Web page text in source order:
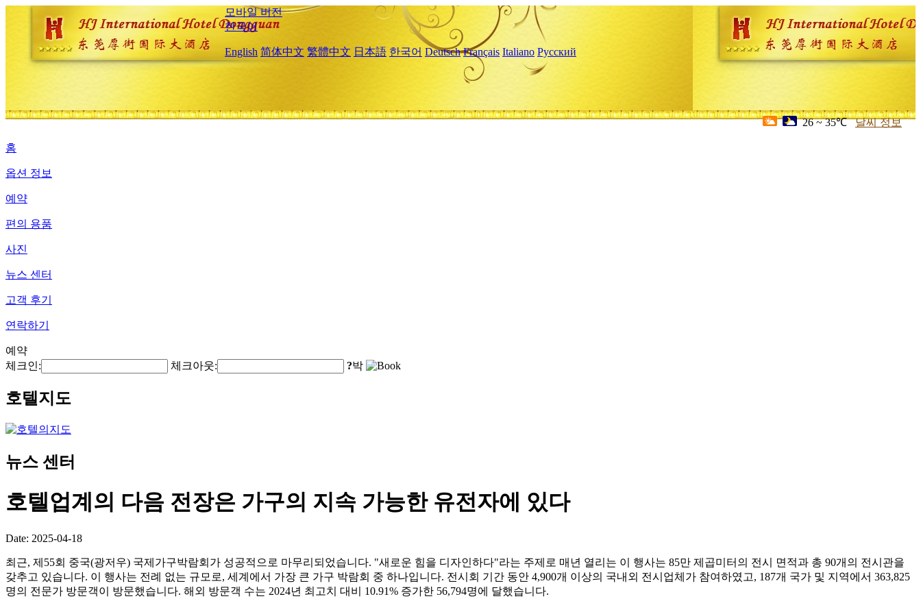
모바일 버전
한국어
English 简体中文 繁體中文 日本語 한국어 Deutsch Français Italiano Русский
26 ~ 35℃ 날씨 정보
홈
옵션 정보
예약
편의 용품
사진
뉴스 센터
고객 후기
연락하기
예약
체크인:
체크아웃: ?박
호텔지도
뉴스 센터
호텔업계의 다음 전장은 가구의 지속 가능한 유전자에 있다
Date: 2025-04-18
최근, 제55회 중국(광저우) 국제가구박람회가 성공적으로 마무리되었습니다. "새로운 힘을 디자인하다"라는 주제로 매년 열리는 이 행사는 85만 제곱미터의 전시 면적과 총 90개의 전시관을
갖추고 있습니다. 이 행사는 전례 없는 규모로, 세계에서 가장 큰 가구 박람회 중 하나입니다. 전시회 기간 동안 4,900개 이상의 국내외 전시업체가 참여하였고, 187개 국가 및 지역에서 363,825
명의 전문가 방문객이 방문했습니다. 해외 방문객 수는 2024년 최고치 대비 10.91% 증가한 56,794명에 달했습니다.